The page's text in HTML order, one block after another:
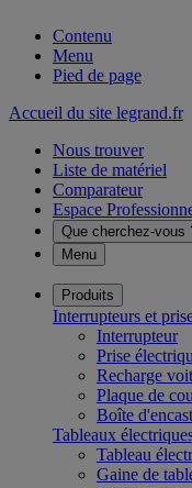
Contenu
Menu
Pied de page
Accueil du site legrand.fr
Nous trouver
Liste de matériel
Comparateur
Espace
Que cherchez-vous
Menu
Produits
Interrupteurs et
Interrupteur
Prise
Recharge
Plaque de
Boîte
Tableaux
Tableau
Gaine de